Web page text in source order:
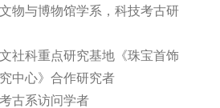
物与博物馆学系，科技考古研
社科重点研究基地《珠宝首饰
中心》合作研究者
古系访问学者